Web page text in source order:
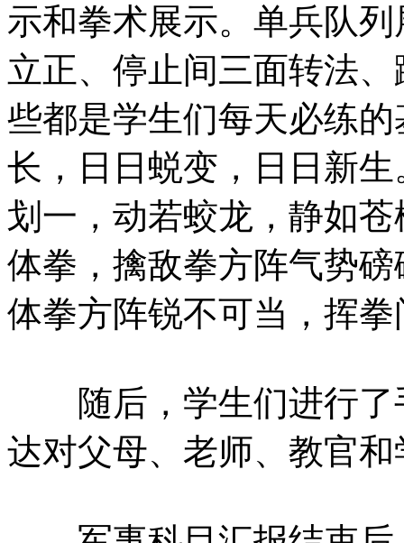
示和拳术展示。单兵队
立正、停止间三面转法
些都是学生们每天必练
长，日日蜕变，日日新
划一，动若蛟龙，静如
体拳，擒敌拳方阵气势
体拳方阵锐不可当，挥
随后，学生们进行了
达对父母、老师、教官